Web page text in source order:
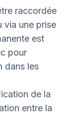
raccordée
via une prise
est
pour
dans les
de la
entre la